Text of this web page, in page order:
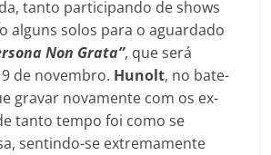
tanto participando de shows
alguns solos para o aguardado
Non Grata”, que será
de novembro. Hunolt, no bate-
gravar novamente com os ex-
tanto tempo foi como se
sentindo-se extremamente